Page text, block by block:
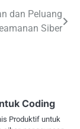
dan Peluang
Siber
Coding
Produktif untuk